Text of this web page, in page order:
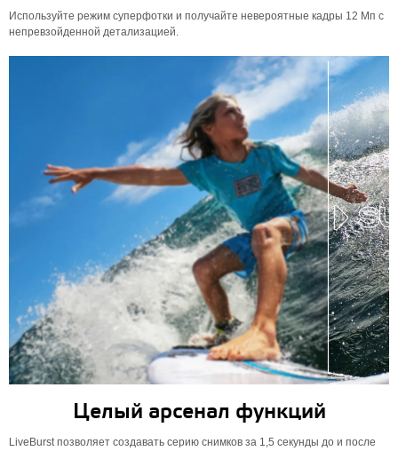
Используйте режим суперфотки и получайте невероятные кадры 12 Мп с
непревзойденной детализацией.
Целый арсенал функций
LiveBurst позволяет создавать серию снимков за 1,5 секунды до и после